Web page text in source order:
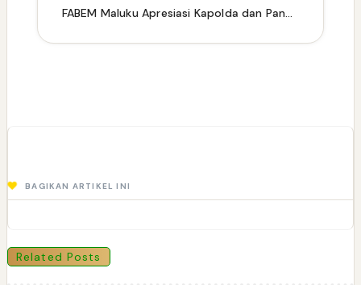
FABEM Maluku Apresiasi Kapolda dan Pangdam XV/Pattimura atas Keberhasilan Jaga Keamanan
BAGIKAN ARTIKEL INI
Related Posts